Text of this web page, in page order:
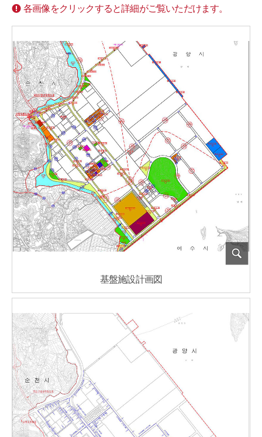
各画像をクリックすると詳細がご覧いただけます。
基盤施設計画図